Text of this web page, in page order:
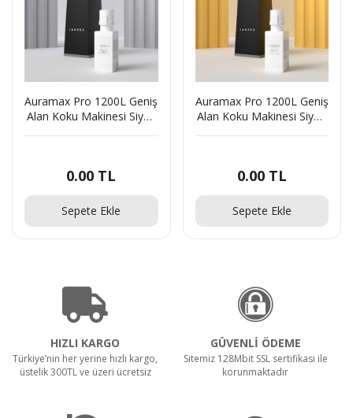
Auramax Pro 1200L Geniş
Alan Koku Makinesi Siyah
Seti(437040180)79926
0.00 TL
Sepete Ekle
Auramax Pro 1200L Geniş
Alan Koku Makinesi Siyah
0.00TL
Sepete Ekle
HIZLI KARGO
Türkiye’nin her yerine hızlı kargo,
üstelik 300TL ve üzeri ücretsiz
GÜVENLİ ÖDEME
Sitemiz 128Mbit SSL sertifikası ile
korunmaktadır